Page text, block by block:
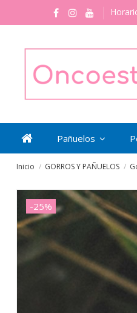
Pañuelos
Inicio GORROS Y PAÑUELOS
-25%